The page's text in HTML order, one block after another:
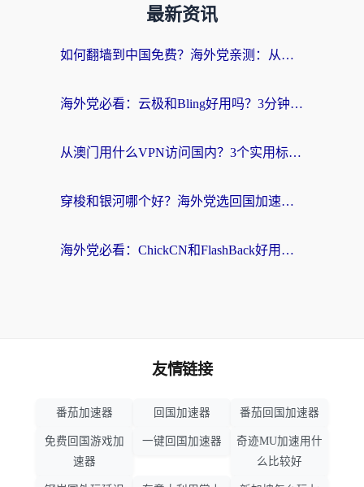
最新资讯
如何翻墙到中国免费？海外党亲测：从踩坑到选对加速器的全攻略
海外党必看：云极和Bling好用吗？3分钟教你选对回国加速器
从澳门用什么VPN访问国内？3个实用标准帮你避开坑，无缝刷剧听歌
穿梭和银河哪个好？海外党选回国加速器的避坑指南，附番茄加速器实测体验
海外党必看：ChickCN和FlashBack好用吗？3招教你选对回国加速器（附云极、HomeCN、斧牛vs艾果对比）
友情链接
番茄加速器 回国加速器 番茄回国加速器
免费回国游戏加
速器
一键回国加速器
奇迹MU加速用什
么比较好